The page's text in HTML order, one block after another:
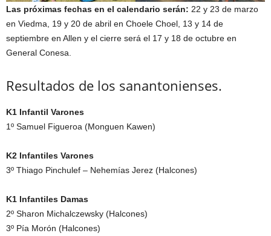
Las próximas fechas en el calendario serán: 22 y 23 de marzo
en Viedma, 19 y 20 de abril en Choele Choel, 13 y 14 de
septiembre en Allen y el cierre será el 17 y 18 de octubre en
General Conesa.
Resultados de los sanantonienses.
K1 Infantil Varones
1º Samuel Figueroa (Monguen Kawen)
K2 Infantiles Varones
3º Thiago Pinchulef – Nehemías Jerez (Halcones)
K1 Infantiles Damas
2º Sharon Michalczewsky (Halcones)
3º Pía Morón (Halcones)